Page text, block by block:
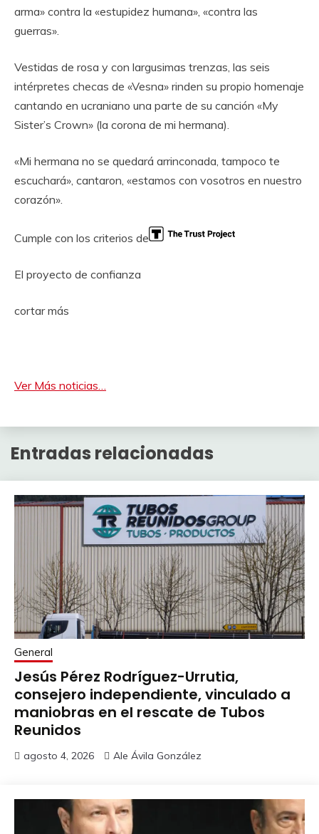
arma» contra la «estupidez humana», «contra las
guerras».
Vestidas de rosa y con largusimas trenzas, las seis
intérpretes checas de «Vesna» rinden su propio homenaje
cantando en ucraniano una parte de su canción «My
Sister’s Crown» (la corona de mi hermana).
«Mi hermana no se quedará arrinconada, tampoco te
escuchará», cantaron, «estamos con vosotros en nuestro
corazón».
Cumple con los criterios de
El proyecto de confianza
cortar más
Ver Más noticias…
Entradas relacionadas
General
Jesús Pérez Rodríguez-Urrutia,
consejero independiente, vinculado a
maniobras en el rescate de Tubos
Reunidos
agosto 4, 2026 Ale Ávila González